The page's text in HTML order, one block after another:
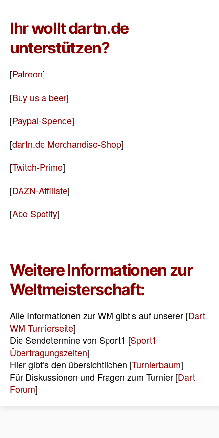
Ihr wollt dartn.de
unterstützen?
[Patreon]
[Buy us a beer]
[Paypal-Spende]
[dartn.de Merchandise-Shop]
[Twitch-Prime]
[DAZN-Affiliate]
[Abo Spotify]
Weitere Informationen zur
Weltmeisterschaft:
Alle Informationen zur WM gibt’s auf unserer [Dart
WM Turnierseite]
Die Sendetermine von Sport1 [Sport1
Übertragungszeiten]
Hier gibt’s den übersichtlichen [Turnierbaum]
Für Diskussionen und Fragen zum Turnier [Dart
Forum]